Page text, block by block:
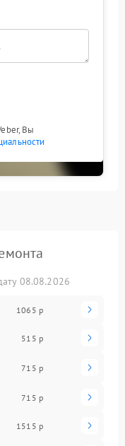
Вы
08.08.2026
1065 р
515 р
715 р
715 р
1515 р